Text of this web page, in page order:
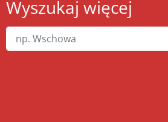
Wyszukaj więcej